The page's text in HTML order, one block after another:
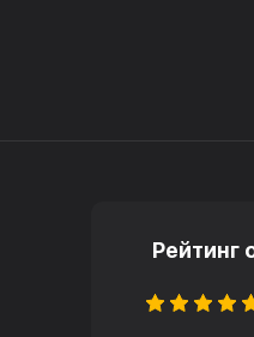
Рейтинг